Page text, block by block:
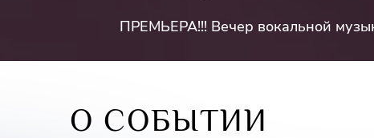
ПРЕМЬЕРА!!! Вечер вокальной
О СОБЫТИИ